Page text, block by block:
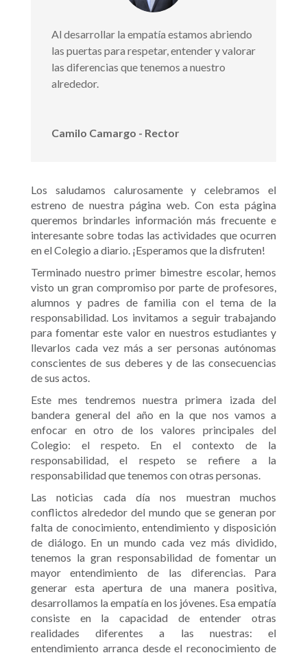
Al desarrollar la empatía estamos abriendo
las puertas para respetar, entender y valorar
las diferencias que tenemos a nuestro
alrededor.
Camilo Camargo - Rector
Los saludamos calurosamente y celebramos el
estreno de nuestra página web. Con esta página
queremos brindarles información más frecuente e
interesante sobre todas las actividades que ocurren
en el Colegio a diario. ¡Esperamos que la disfruten!
Terminado nuestro primer bimestre escolar, hemos
visto un gran compromiso por parte de profesores,
alumnos y padres de familia con el tema de la
responsabilidad. Los invitamos a seguir trabajando
para fomentar este valor en nuestros estudiantes y
llevarlos cada vez más a ser personas autónomas
conscientes de sus deberes y de las consecuencias
de sus actos.
Este mes tendremos nuestra primera izada del
bandera general del año en la que nos vamos a
enfocar en otro de los valores principales del
Colegio: el respeto. En el contexto de la
responsabilidad, el respeto se refiere a la
responsabilidad que tenemos con otras personas.
Las noticias cada día nos muestran muchos
conflictos alrededor del mundo que se generan por
falta de conocimiento, entendimiento y disposición
de diálogo. En un mundo cada vez más dividido,
tenemos la gran responsabilidad de fomentar un
mayor entendimiento de las diferencias. Para
generar esta apertura de una manera positiva,
desarrollamos la empatía en los jóvenes. Esa empatía
consiste en la capacidad de entender otras
realidades diferentes a las nuestras: el
entendimiento arranca desde el reconocimiento de